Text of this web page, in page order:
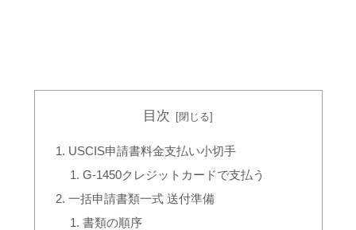
目次
USCIS申請書料金支払い小切手
G-1450クレジットカードで支払う
一括申請書類一式 送付準備
書類の順序